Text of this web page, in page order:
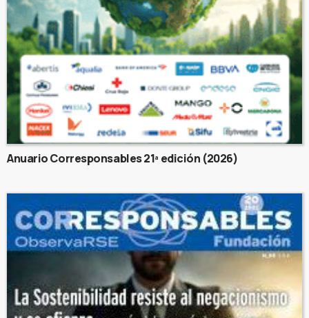
Anuario Corresponsables 21ª edición (2026)